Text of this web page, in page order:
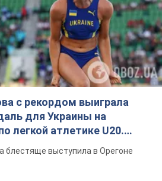
с рекордом выиграла
для Украины на
легкой атлетике U20.
блестяще выступила в Орегоне